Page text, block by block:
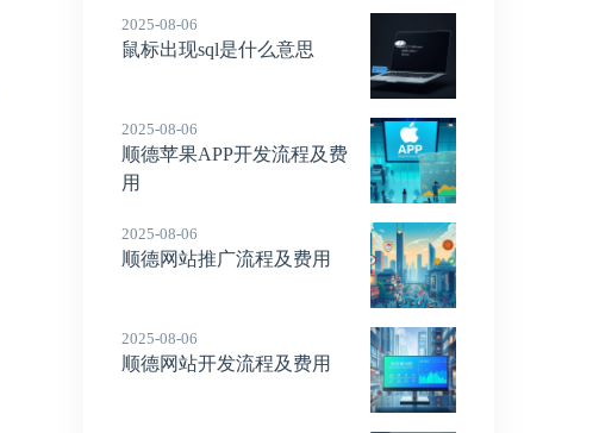
2025-08-06
鼠标出现sql是什么意思
2025-08-06
顺德苹果APP开发流程及费
用
2025-08-06
顺德网站推广流程及费用
2025-08-06
顺德网站开发流程及费用